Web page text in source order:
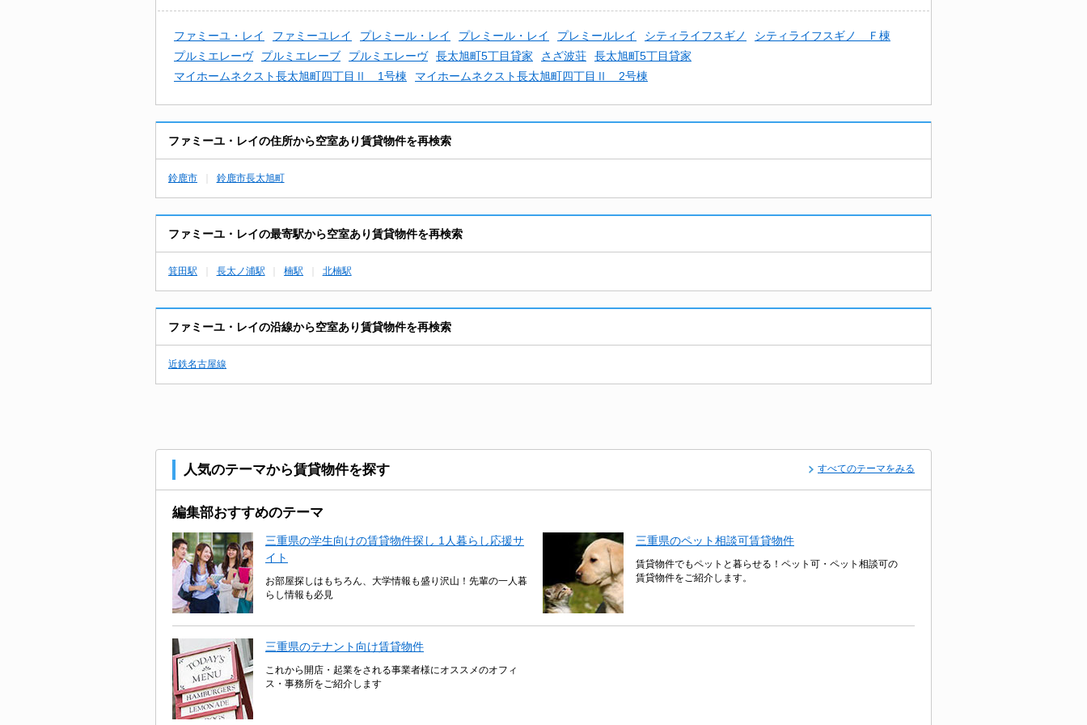
ファミーユ・レイ ファミーユレイ プレミール・レイ プレミール・レイ プレミールレイ シティライフスギノ
シティライフスギノ Ｆ棟
プルミエレーヴ
プルミエレーブ プルミエレーヴ 長太旭町5丁目貸家 さざ波荘
長太旭町5丁目貸家
マイホームネクスト長太旭町四丁目Ⅱ 1号棟
マイホームネクスト長太旭町四丁目Ⅱ 2号棟
ファミーユ・レイの住所から空室あり賃貸物件を再検索
鈴鹿市 鈴鹿市長太旭町
ファミーユ・レイの最寄駅から空室あり賃貸物件を再検索
箕田駅 長太ノ浦駅 楠駅 北楠駅
ファミーユ・レイの沿線から空室あり賃貸物件を再検索
近鉄名古屋線
人気のテーマから賃貸物件を探す すべてのテーマをみる
編集部おすすめのテーマ
三重県の学生向けの賃貸物件探し 1人暮らし応援サ
イト
お部屋探しはもちろん、大学情報も盛り沢山！先輩の一人暮
らし情報も必見
三重県のペット相談可賃貸物件
賃貸物件でもペットと暮らせる！ペット可・ペット相談可の
賃貸物件をご紹介します。
三重県のテナント向け賃貸物件
これから開店・起業をされる事業者様にオススメのオフィ
ス・事務所をご紹介します